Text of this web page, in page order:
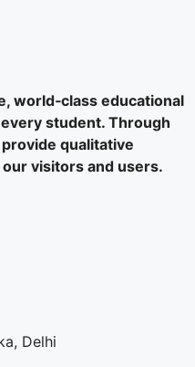
world‑class educational
student. Through
qualitative
visitors and users.
Delhi